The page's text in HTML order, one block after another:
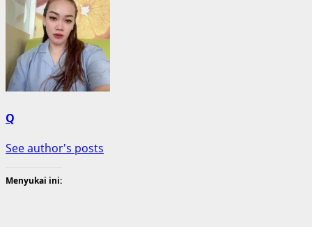
Q
See author's posts
Menyukai ini: